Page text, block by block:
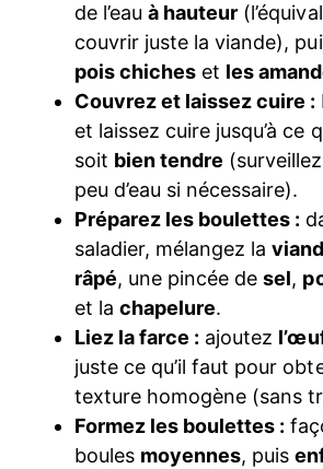
de l’eauà hauteur
couvrir juste la viande),
pois chiches et les
Couvrez et laissez cuire :
et laissez cuire jusqu’à ce
soit bien tendre
peu d’eau si nécessaire).
Préparez les boulettes :
saladier, mélangez la
râpé, une pincée desel,
et lachapelure.
Liez la farce : ajoutez
juste ce qu’il faut pour
texture homogène (sans
Formez les boulettes :
boules moyennes, puis